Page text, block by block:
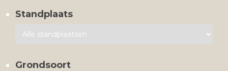
Standplaats
Grondsoort